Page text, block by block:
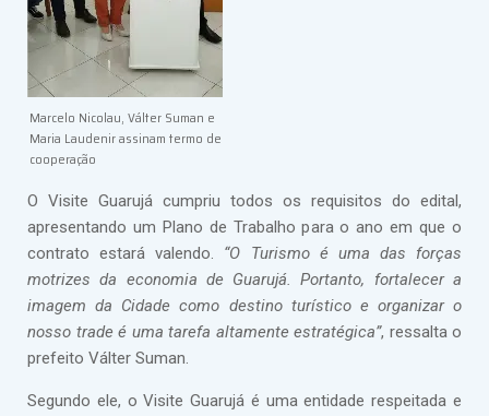
Marcelo Nicolau, Válter Suman e
Maria Laudenir assinam termo de
cooperação
O Visite Guarujá cumpriu todos os requisitos do edital,
apresentando um Plano de Trabalho para o ano em que o
contrato estará valendo. “O Turismo é uma das forças
motrizes da economia de Guarujá. Portanto, fortalecer a
imagem da Cidade como destino turístico e organizar o
nosso trade é uma tarefa altamente estratégica”, ressalta o
prefeito Válter Suman.
Segundo ele, o Visite Guarujá é uma entidade respeitada e